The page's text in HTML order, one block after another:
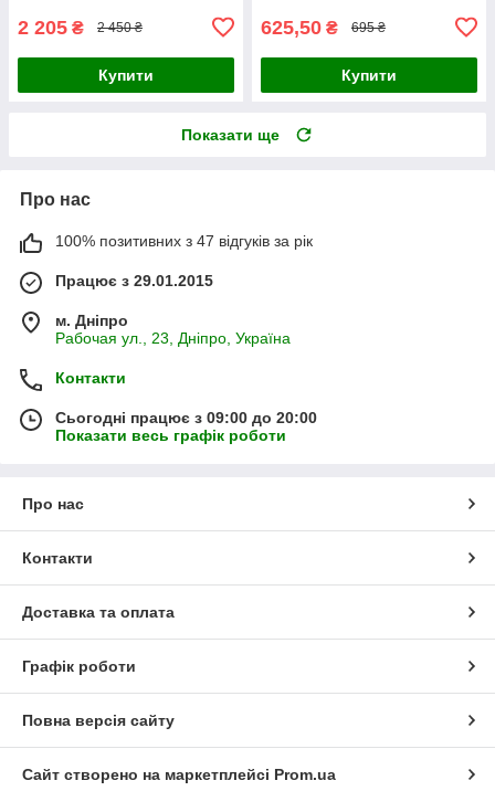
2 205 ₴ 2 450 ₴
Купити
625,50 ₴ 695 ₴
Купити
Показати ще
Про нас
100% позитивних з 47 відгуків за рік
Працює з 29.01.2015
м. Дніпро
Рабочая ул., 23, Дніпро, Україна
Контакти
Сьогодні працює з 09:00 до 20:00
Показати весь графік роботи
Про нас
Контакти
Доставка та оплата
Графік роботи
Повна версія сайту
Сайт створено на маркетплейсі Prom.ua